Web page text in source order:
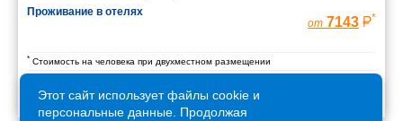
Проживание в отелях
от 7143 *
* Стоимость на человека при двухместном размещении
Этот сайт использует файлы cookie и
персональные данные. Продолжая